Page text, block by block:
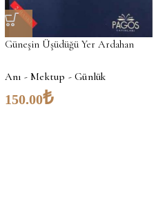
Güneşin Üşüdüğü Yer Ardahan
Anı - Mektup - Günlük
150.00₺